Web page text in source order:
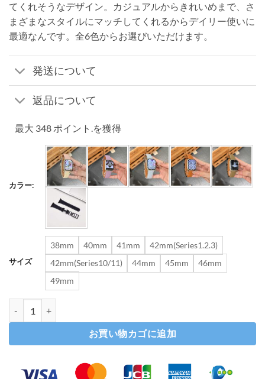
てくれそうなデザイン。カジュアルからきれいめまで、さ
まざまなスタイルにマッチしてくれるからデイリー使いに
最適なんです。全6色からお選びいただけます。
発送について
返品について
最大 348 ポイント.を獲得
カラー:
サイズ
38mm 40mm 41mm
42mm(Series1.2.3)
42mm(Series10/11)
44mm 45mm
46mm
49mm
お買い物カゴに追加